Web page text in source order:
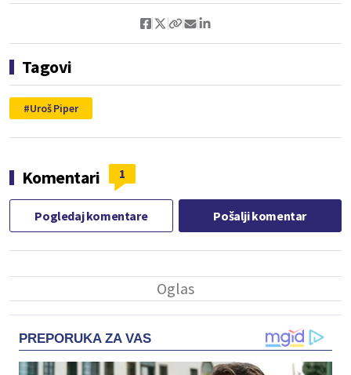
Tagovi
Uroš Piper
Komentari 1
Pogledaj komentare Pošalji komentar
PREPORUKA ZA VAS